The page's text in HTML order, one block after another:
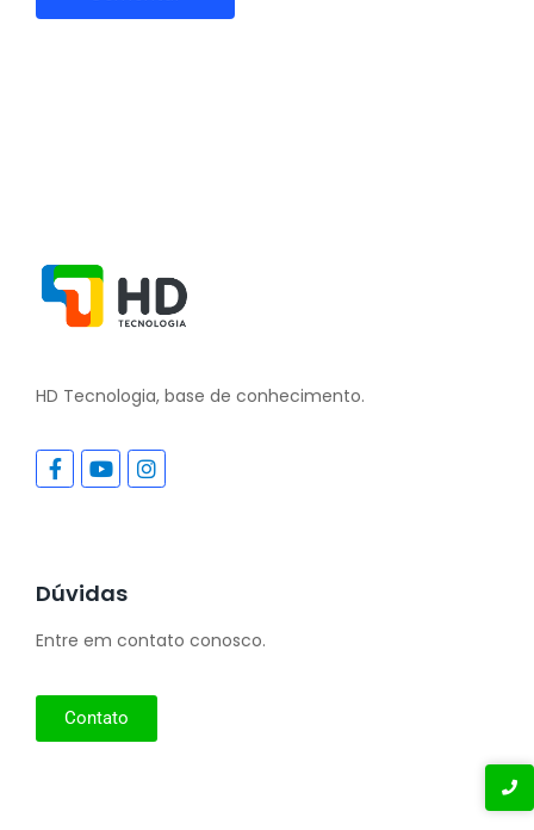
HD Tecnologia, base de conhecimento.
Dúvidas
Entre em contato conosco.
Contato